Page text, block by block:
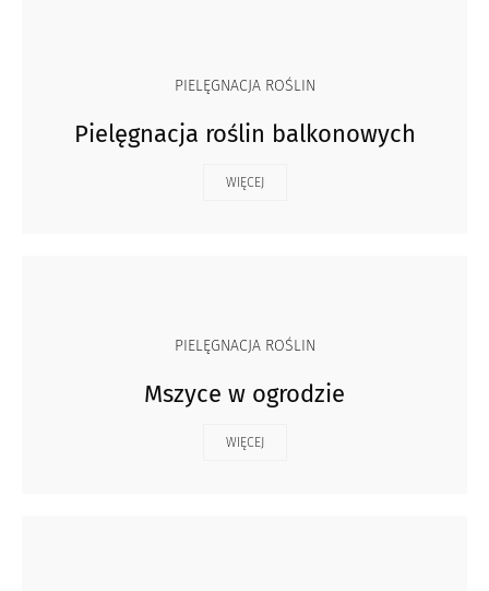
PIELĘGNACJA ROŚLIN
Pielęgnacja roślin balkonowych
WIĘCEJ
PIELĘGNACJA ROŚLIN
Mszyce w ogrodzie
WIĘCEJ